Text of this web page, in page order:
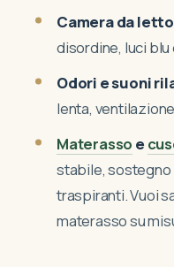
Camera da
disordine, luci blu
Odori e suoni
lenta,
Materasso e
stabile,
traspiranti. Vuoi
materasso su